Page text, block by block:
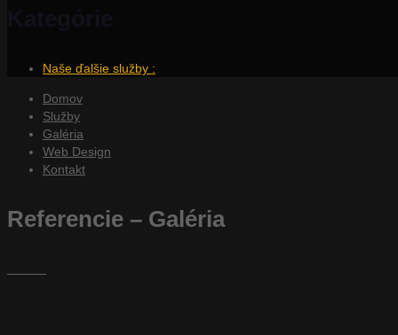
Naše ďalšie služby :
Domov
Služby
Galéria
Web Design
Kontakt
Referencie – Galéria